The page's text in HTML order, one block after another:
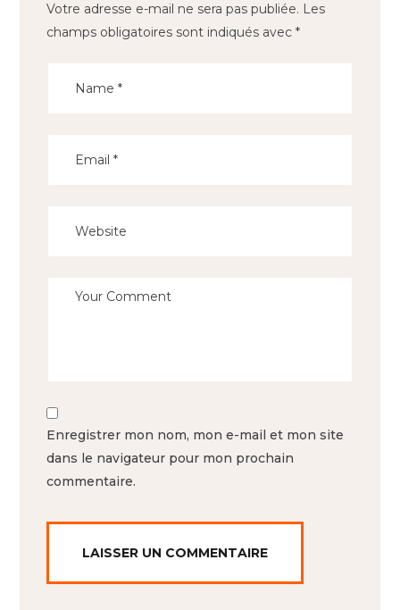
Votre adresse e-mail ne sera pas publiée. Les
champs obligatoires sont indiqués avec*
Enregistrer mon nom, mon e-mail et mon site
dans le navigateur pour mon prochain
commentaire.